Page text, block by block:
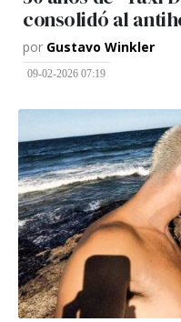
consolidó al
por Gustavo Winkler
09-02-2026 07:19